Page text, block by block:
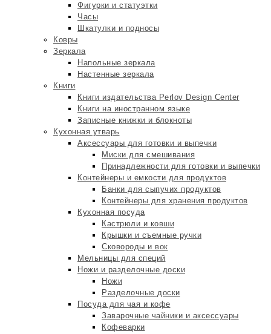
Фигурки и статуэтки
Часы
Шкатулки и подносы
Ковры
Зеркала
Напольные зеркала
Настенные зеркала
Книги
Книги издательства Perlov Design Center
Книги на иностранном языке
Записные книжки и блокноты
Кухонная утварь
Аксессуары для готовки и выпечки
Миски для смешивания
Принадлежности для готовки и выпечки
Контейнеры и емкости для продуктов
Банки для сыпучих продуктов
Контейнеры для хранения продуктов
Кухонная посуда
Кастрюли и ковши
Крышки и съемные ручки
Сковороды и вок
Мельницы для специй
Ножи и разделочные доски
Ножи
Разделочные доски
Посуда для чая и кофе
Заварочные чайники и аксессуары
Кофеварки